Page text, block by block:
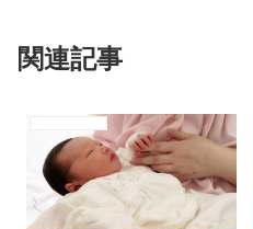
関連記事